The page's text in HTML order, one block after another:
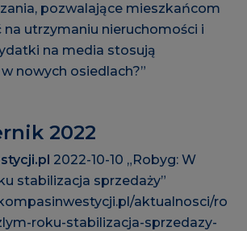
pozwalające mieszkańcom
na utrzymaniu nieruchomości i
na media stosują
nowych osiedlach?”
2022
2022-10-10 „Robyg: W
stabilizacja sprzedaży”
aktualnosci/ro
roku-stabilizacja-sprzedazy-